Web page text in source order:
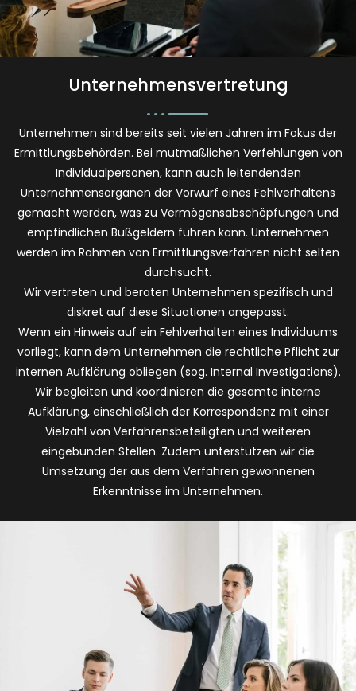
Unternehmensvertretung
Unternehmen sind bereits seit vielen Jahren im Fokus der
Ermittlungsbehörden. Bei mutmaßlichen Verfehlungen von
Individualpersonen, kann auch leitendenden
Unternehmensorganen der Vorwurf eines Fehlverhaltens
gemacht werden, was zu Vermögensabschöpfungen und
empfindlichen Bußgeldern führen kann. Unternehmen
werden im Rahmen von Ermittlungsverfahren nicht selten
durchsucht.
Wir vertreten und beraten Unternehmen spezifisch und
diskret auf diese Situationen angepasst.
Wenn ein Hinweis auf ein Fehlverhalten eines Individuums
vorliegt, kann dem Unternehmen die rechtliche Pflicht zur
internen Aufklärung obliegen (sog. Internal Investigations).
Wir begleiten und koordinieren die gesamte interne
Aufklärung, einschließlich der Korrespondenz mit einer
Vielzahl von Verfahrensbeteiligten und weiteren
eingebunden Stellen. Zudem unterstützen wir die
Umsetzung der aus dem Verfahren gewonnenen
Erkenntnisse im Unternehmen.